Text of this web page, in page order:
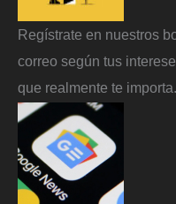
Regístrate en nuestros
correo según tus
que realmente te importa.